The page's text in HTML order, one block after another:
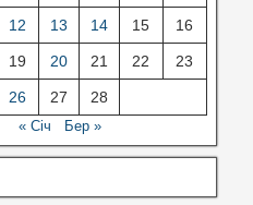
12 13 14 15 16
19 20 21 22 23
26 27 28
« Січ Бер »